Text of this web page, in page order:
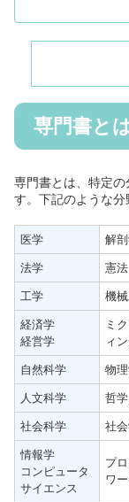
専門書と
専門書とは、特定
す。下記のような分
医学 解
法学 憲
工学 機
経済学
経営学
ミ
ィ
自然科学 物
人文科学 哲
社会科学 社
情報学
コンピュータ
サイエンス
プ
ワ